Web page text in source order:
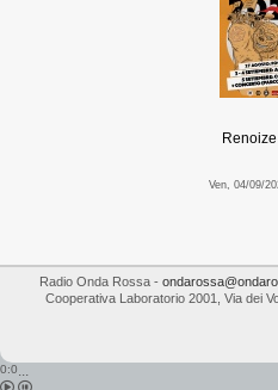
Ven, 04/09/
Radio Onda Rossa-
Cooperativa Laboratorio 2001
Via dei
0:0...